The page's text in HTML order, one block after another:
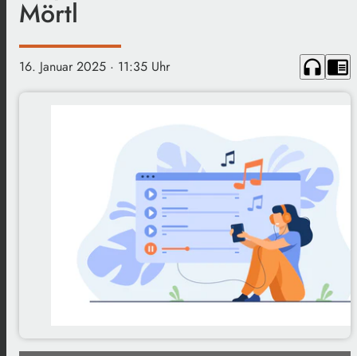
Mörtl
16. Januar 2025 · 11:35 Uhr headphones chrome_reader_mode